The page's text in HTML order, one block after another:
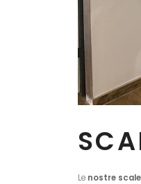
Le nostre